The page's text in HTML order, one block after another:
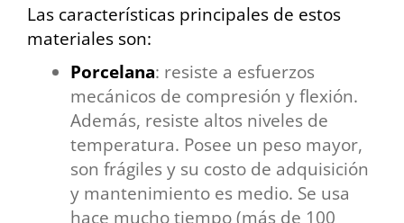
Las características principales de estos
materiales son:
Porcelana: resiste a esfuerzos
mecánicos de compresión y flexión.
Además, resiste altos niveles de
temperatura. Posee un peso mayor,
son frágiles y su costo de adquisición
y mantenimiento es medio. Se usa
hace mucho tiempo (más de 100